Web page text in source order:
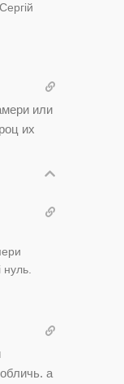
или
их
нуль.
а